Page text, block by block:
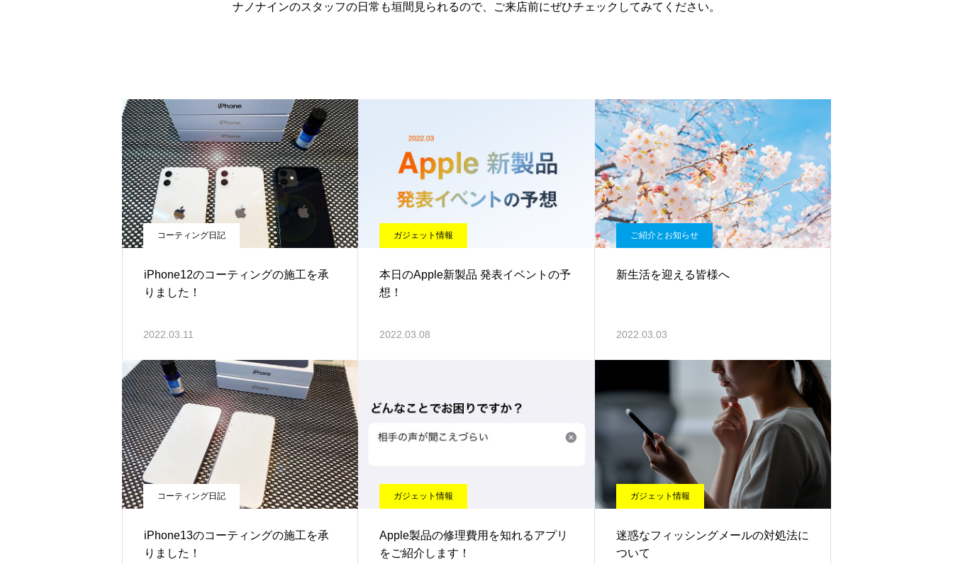
ナノナインのスタッフの日常も垣間見られるので、ご来店前にぜひチェックしてみてください。
コーティング日記
iPhone12のコーティングの施工を承
りました！
2022.03.11
ガジェット情報
本日のApple新製品 発表イベントの予
想！
2022.03.08
ご紹介とお知らせ
新生活を迎える皆様へ
2022.03.03
コーティング日記
iPhone13のコーティングの施工を承
りました！
ガジェット情報
Apple製品の修理費用を知れるアプリ
をご紹介します！
ガジェット情報
迷惑なフィッシングメールの対処法に
ついて